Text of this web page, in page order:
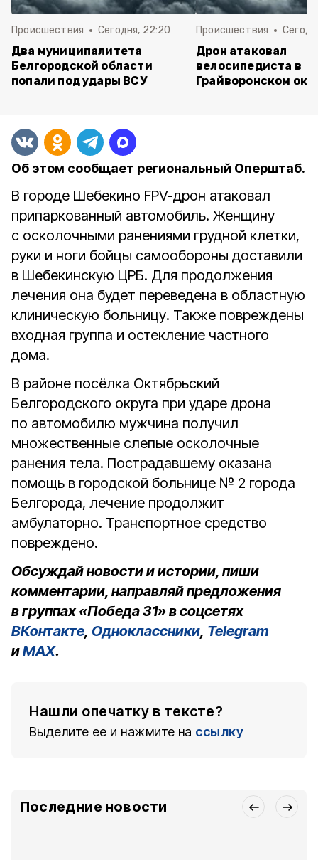
Происшествия Сегодня, 22:20
Два муниципалитета
Белгородской области
попали под удары ВСУ
Происшествия
Дрон атаковал
велосипедиста в
Грайворонском
Об этом сообщает региональный Оперштаб.
В городе Шебекино FPV-дрон атаковал
припаркованный автомобиль. Женщину
с осколочными ранениями грудной клетки,
руки и ноги бойцы самообороны доставили
в Шебекинскую ЦРБ. Для продолжения
лечения она будет переведена в областную
клиническую больницу. Также повреждены
входная группа и остекление частного
дома.
В районе посёлка Октябрьский
Белгородского округа при ударе дрона
по автомобилю мужчина получил
множественные слепые осколочные
ранения тела. Пострадавшему оказана
помощь в городской больнице № 2 города
Белгорода, лечение продолжит
амбулаторно. Транспортное средство
повреждено.
Обсуждай новости и истории, пиши
комментарии, направляй предложения
в группах «Победа 31» в соцсетях
ВКонтакте, Одноклассники, Telegram
иMAX.
Нашли опечатку в тексте?
Выделите ее и нажмите на ссылку
Последние новости